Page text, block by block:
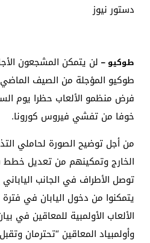
دستور نيوز
طوكيو – لن يتمكن المشجعون
طوكيو المؤجلة من الصيف الماضي
فرض منظمو الألعاب حظرا يوم
خوفا من تفشي فيروس كورونا.
من أجل توضيح الصورة لحاملي
الخارج وتمكينهم من تعديل
توصل الأطراف في الجانب
يتمكنوا من دخول اليابان في
الألعاب الأولمبية للمعاقين في
وأولمبياد المعاقين “تحترمان